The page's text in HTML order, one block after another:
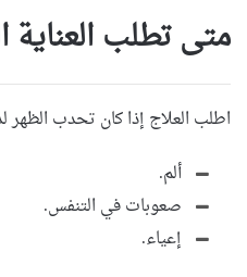
متى تطلب العناية
اطلب العلاج إذا كان تحدب الظهر
ألم.
صعوبات في التنفس.
إعياء.